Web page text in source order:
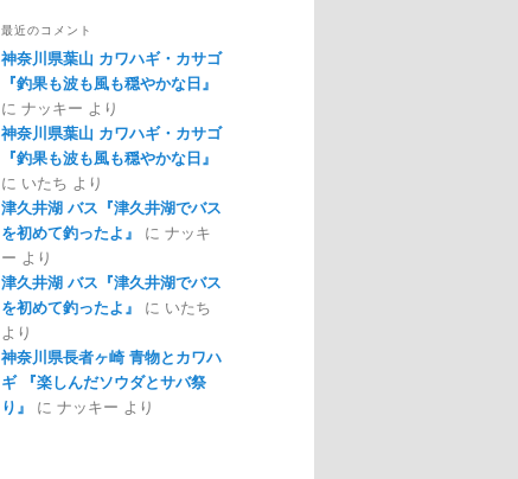
最近のコメント
神奈川県葉山 カワハギ・カサゴ
『釣果も波も風も穏やかな日』
に ナッキー より
神奈川県葉山 カワハギ・カサゴ
『釣果も波も風も穏やかな日』
に いたち より
津久井湖 バス『津久井湖でバス
を初めて釣ったよ』
に ナッキ
ー より
津久井湖 バス『津久井湖でバス
を初めて釣ったよ』
に いたち
より
神奈川県長者ヶ崎 青物とカワハ
ギ 『楽しんだソウダとサバ祭
り』
に ナッキー より